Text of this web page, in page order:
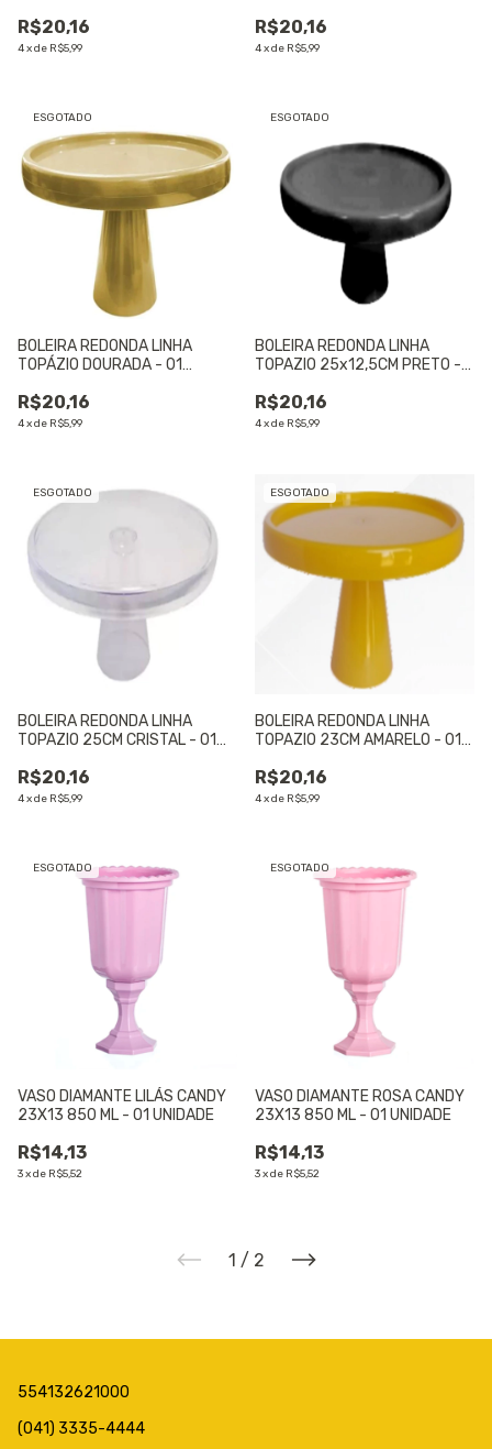
R$20,16
4xde R$5,99
R$20,16
4xde R$5,99
ESGOTADO
BOLEIRA REDONDA LINHA
TOPÁZIO DOURADA - 01
R$20,16
4xde R$5,99
ESGOTADO
BOLEIRA REDONDA LINHA
TOPAZIO 25x12,5CM PRETO -
R$20,16
4xde R$5,99
ESGOTADO
BOLEIRA REDONDA LINHA
TOPAZIO 25CM CRISTAL - 01
R$20,16
4xde R$5,99
ESGOTADO
BOLEIRA REDONDA LINHA
TOPAZIO 23CM AMARELO - 01
R$20,16
4xde R$5,99
ESGOTADO
VASO DIAMANTE LILÁS CANDY
23X13 850 ML - 01 UNIDADE
R$14,13
3xde R$5,52
ESGOTADO
VASO DIAMANTE ROSA CANDY
23X13 850 ML - 01 UNIDADE
R$14,13
3xde R$5,52
1 / 2
554132621000
(041) 3335-4444